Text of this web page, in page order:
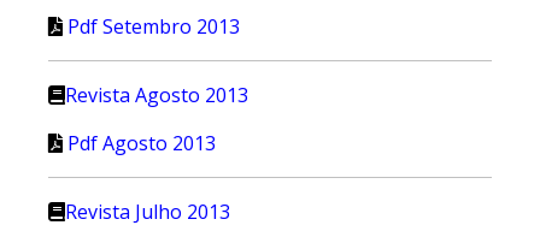
PdfSetembro 2013
Revista Agosto 2013
Pdf Agosto 2013
Revista Julho 2013